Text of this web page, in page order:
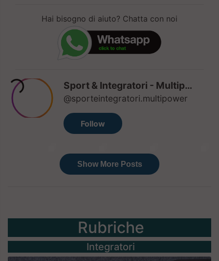
Hai bisogno di aiuto? Chatta con noi
Rubriche
Integratori